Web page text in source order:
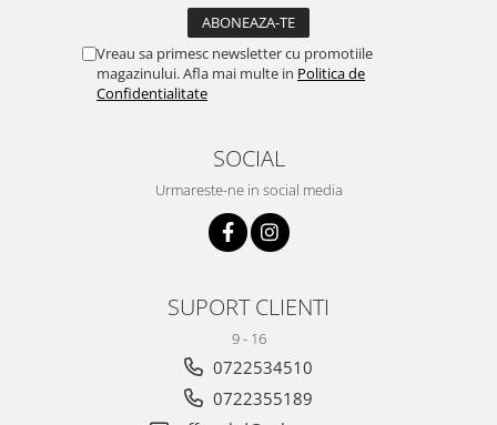
Vreau sa primesc newsletter cu promotiile
magazinului. Afla mai multe in Politica de
Confidentialitate
SOCIAL
Urmareste-ne in social media
SUPORT CLIENTI
9 - 16
0722534510
0722355189